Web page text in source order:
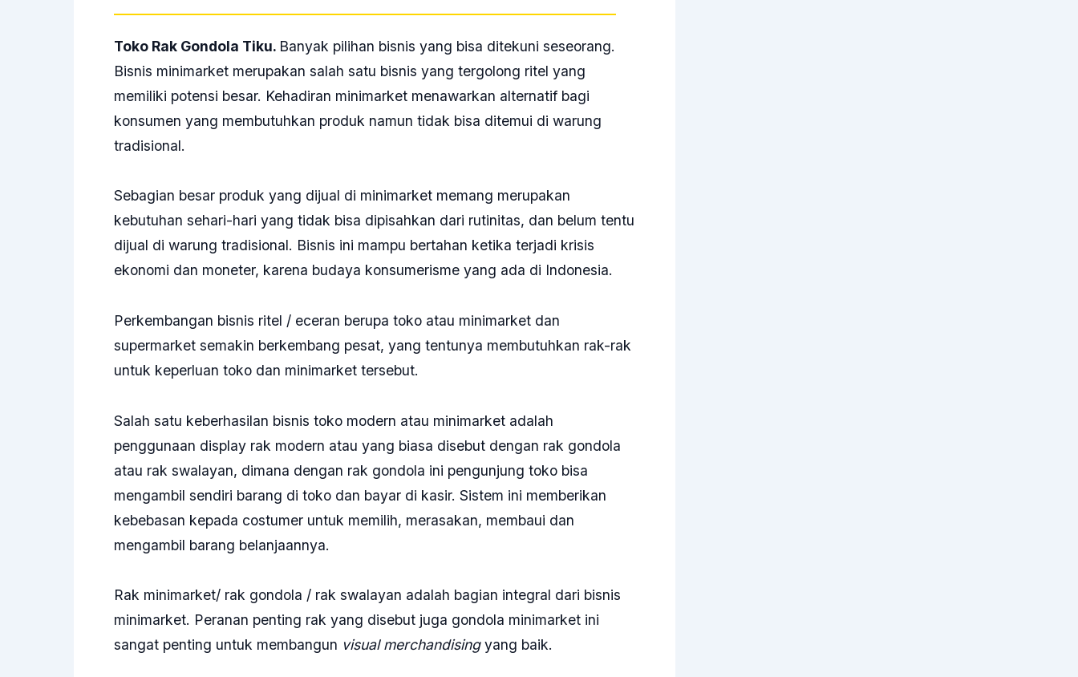
Toko Rak Gondola Tiku. Banyak pilihan bisnis yang bisa ditekuni seseorang.
Bisnis minimarket merupakan salah satu bisnis yang tergolong ritel yang
memiliki potensi besar. Kehadiran minimarket menawarkan alternatif bagi
konsumen yang membutuhkan produk namun tidak bisa ditemui di warung
tradisional.
Sebagian besar produk yang dijual di minimarket memang merupakan
kebutuhan sehari-hari yang tidak bisa dipisahkan dari rutinitas, dan belum tentu
dijual di warung tradisional. Bisnis ini mampu bertahan ketika terjadi krisis
ekonomi dan moneter, karena budaya konsumerisme yang ada di Indonesia.
Perkembangan bisnis ritel / eceran berupa toko atau minimarket dan
supermarket semakin berkembang pesat, yang tentunya membutuhkan rak-rak
untuk keperluan toko dan minimarket tersebut.
Salah satu keberhasilan bisnis toko modern atau minimarket adalah
penggunaan display rak modern atau yang biasa disebut dengan rak gondola
atau rak swalayan, dimana dengan rak gondola ini pengunjung toko bisa
mengambil sendiri barang di toko dan bayar di kasir. Sistem ini memberikan
kebebasan kepada costumer untuk memilih, merasakan, membaui dan
mengambil barang belanjaannya.
Rak minimarket/ rak gondola / rak swalayan adalah bagian integral dari bisnis
minimarket. Peranan penting rak yang disebut juga gondola minimarket ini
sangat penting untuk membangun visual merchandisingyang baik.